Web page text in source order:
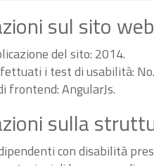
sul sito web
del sito: 2014.
i test di usabilità: No.
frontend: AngularJs.
sulla
con disabilità